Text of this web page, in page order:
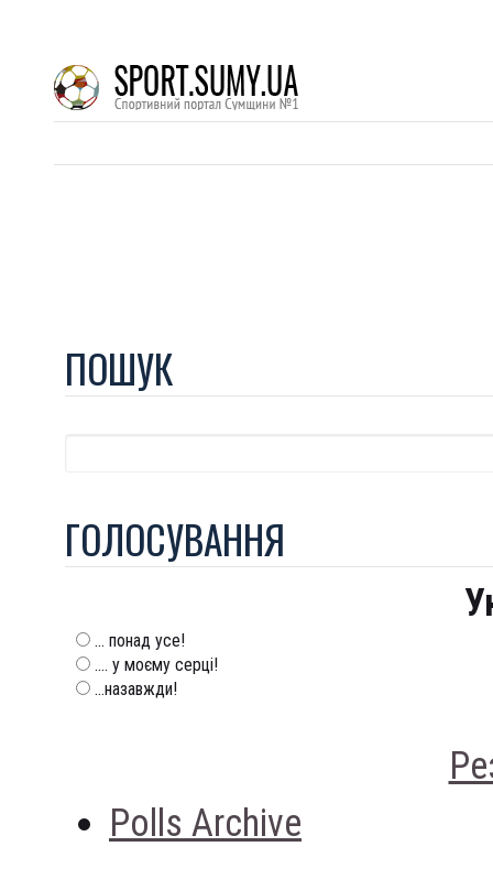
ПОШУК
ГОЛОСУВАННЯ
... понад усе!
.... у моєму серці!
...назавжди!
Polls Archive